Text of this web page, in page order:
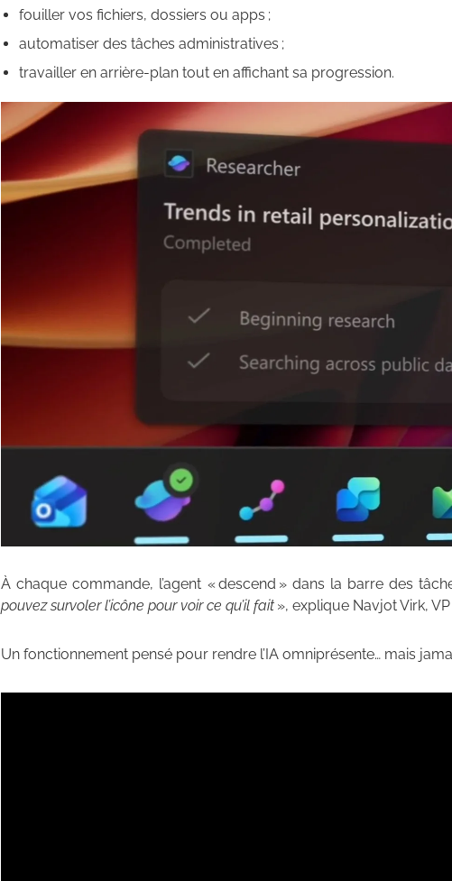
fouiller vos fichiers, dossiers ou apps ;
automatiser des tâches administratives ;
travailler en arrière-plan tout en affichant sa progression.
À chaque commande, l’agent « descend » dans la barre des
pouvez survoler l’icône pour voir ce qu’il fait », explique Navjot Virk,
Un fonctionnement pensé pour rendre l’IA omniprésente… mais